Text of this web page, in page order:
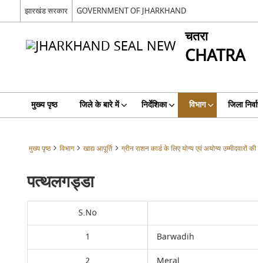
झारखंड सरकार GOVERNMENT OF JHARKHAND
चतरा
CHATRA
मुख्य पृष्ठ जिले के बारे में निर्देशिका विभाग जिला
मुख्य पृष्ठ विभाग खाद्य आपूर्ति ग्रीन राशन कार्ड के लिए योग्य एवं अयोग्य उम्मीदवारों
पत्थलगड्डा
S.No
1
Barwadih